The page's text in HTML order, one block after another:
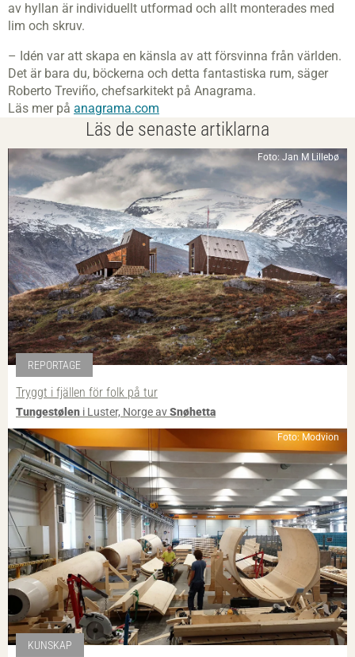
av hyllan är individuellt utformad och allt monterades med
lim och skruv.
– Idén var att skapa en känsla av att försvinna från världen.
Det är bara du, böckerna och detta fantastiska rum, säger
Roberto Treviño, chefsarkitekt på Anagrama.
Läs mer på anagrama.com
Läs de senaste artiklarna
Foto: Jan M Lillebø
REPORTAGE
Tryggt i fjällen för folk på tur
Tungestølen i Luster, Norge avSnøhetta
Foto: Modvion
KUNSKAP